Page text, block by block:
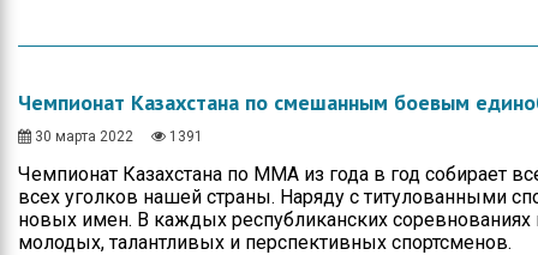
Чемпионат Казахстана по смешанным боевым
30 марта 2022 1391
Чемпионат Казахстана по ММА из года в год собирает
всех уголков нашей страны. Наряду с титулованными
новых имен. В каждых республиканских
молодых, талантливых и перспективных спортсменов.